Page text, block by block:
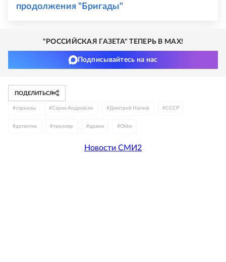
продолжения "Бригады"
"РОССИЙСКАЯ ГАЗЕТА" ТЕПЕРЬ В MAX!
Подписывайтесь на нас
ПОДЕЛИТЬСЯ
#сериалы #Сарик Андреасян #Дмитрий Нагиев #СССР
#детектив #триллер #драма #Okko
Новости СМИ2